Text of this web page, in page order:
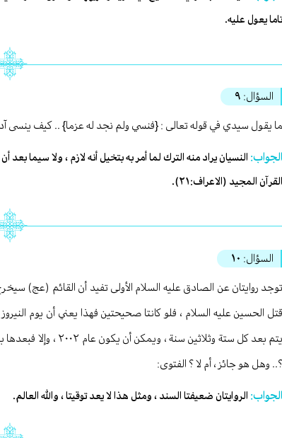
يعول عليه.
السؤال: ٩
ما يقول سيدي في قوله تعالى : {فنسي ولم نجد له عزما} .. كيف ينسى
الجواب: النسيان يراد منه الترك لما أمر به بتخيل أنه لازم ، ولا سيما
القرآن المجيد (الاعراف:٢١).
السؤال: ١٠
توجد روايتان عن الصادق عليه السلام الأولى تفيد أن القائم (عج)
قتل الحسين عليه السلام ، فلو كانتا صحيحتين فهذا يعني أن يوم
يتم بعد كل ستة
؟.. وهل هو جائز ، أم لا ؟ الفتوى:
الجواب: الروايتان ضعيفتا السند ، ومثل هذا لا يعد توقيتا ، والله العالم.